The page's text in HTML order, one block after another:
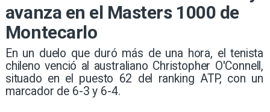
avanza en el Masters 1000 de
Montecarlo
​En un duelo que duró más de una hora, el tenista
chileno venció al australiano Christopher O'Connell,
situado en el puesto 62 del ranking ATP, con un
marcador de 6-3 y 6-4.